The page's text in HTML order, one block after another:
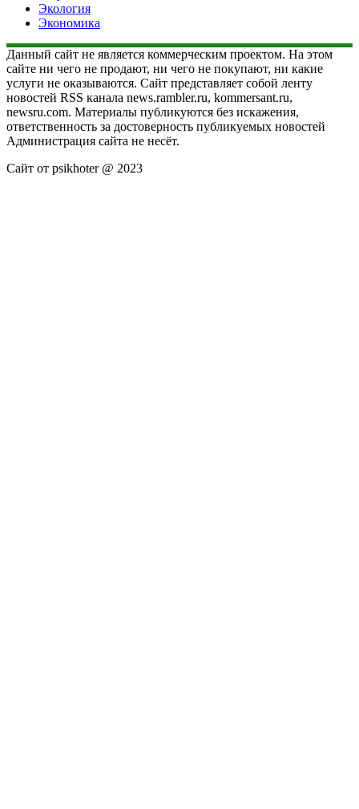
Экология
Экономика
Данный сайт не является коммерческим проектом. На этом
сайте ни чего не продают, ни чего не покупают, ни какие
услуги не оказываются. Сайт представляет собой ленту
новостей RSS канала news.rambler.ru, kommersant.ru,
newsru.com. Материалы публикуются без искажения,
ответственность за достоверность публикуемых новостей
Администрация сайта не несёт.
Сайт от psikhoter @ 2023